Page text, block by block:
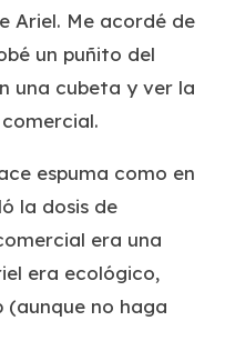
Ariel. Me acordé de
un puñito del
una cubeta y ver la
comercial.
espuma como en
la dosis de
era una
era ecológico,
(aunque no haga